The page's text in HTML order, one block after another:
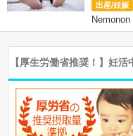
出産/妊娠
Nemonon
【厚生労働省推奨！】妊